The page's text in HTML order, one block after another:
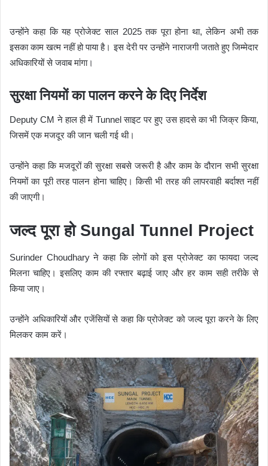
उन्होंने कहा कि यह प्रोजेक्ट साल 2025 तक पूरा होना था, लेकिन अभी तक
इसका काम खत्म नहीं हो पाया है। इस देरी पर उन्होंने नाराजगी जताते हुए जिम्मेदार
अधिकारियों से जवाब मांगा।
सुरक्षा नियमों का पालन करने के दिए निर्देश
Deputy CM ने हाल ही में Tunnel साइट पर हुए उस हादसे का भी जिक्र किया,
जिसमें एक मजदूर की जान चली गई थी।
उन्होंने कहा कि मजदूरों की सुरक्षा सबसे जरूरी है और काम के दौरान सभी सुरक्षा
नियमों का पूरी तरह पालन होना चाहिए। किसी भी तरह की लापरवाही बर्दाश्त नहीं
की जाएगी।
जल्द पूरा हो Sungal Tunnel Project
Surinder Choudhary ने कहा कि लोगों को इस प्रोजेक्ट का फायदा जल्द
मिलना चाहिए। इसलिए काम की रफ्तार बढ़ाई जाए और हर काम सही तरीके से
किया जाए।
उन्होंने अधिकारियों और एजेंसियों से कहा कि प्रोजेक्ट को जल्द पूरा करने के लिए
मिलकर काम करें।